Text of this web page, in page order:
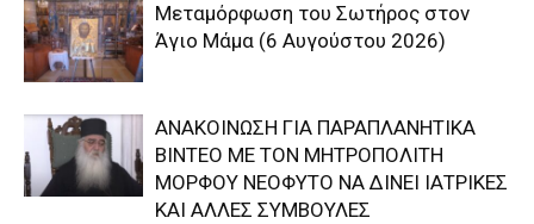
Μεταμόρφωση του Σωτήρος στον
Άγιο Μάμα (6 Αυγούστου 2026)
ΑΝΑΚΟΙΝΩΣΗ ΓΙΑ ΠΑΡΑΠΛΑΝΗΤΙΚΑ
ΒΙΝΤΕΟ ΜΕ ΤΟΝ ΜΗΤΡΟΠΟΛΙΤΗ
ΜΟΡΦΟΥ ΝΕΟΦΥΤΟ ΝΑ ΔΙΝΕΙ ΙΑΤΡΙΚΕΣ
ΚΑΙ ΑΛΛΕΣ ΣΥΜΒΟΥΛΕΣ